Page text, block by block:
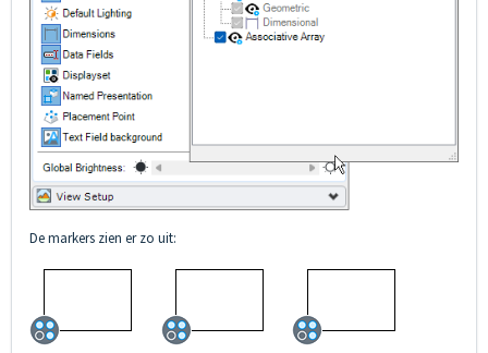
De markers zien er zo uit: